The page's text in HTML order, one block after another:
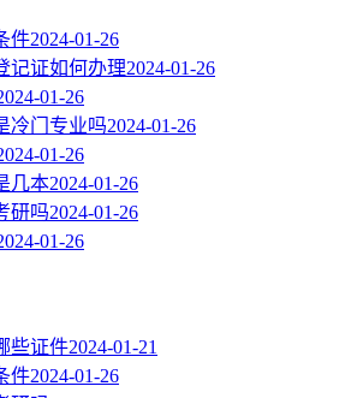
件2024-01-26
记证如何办理2024-01-26
01-26
冷门专业吗2024-01-26
01-26
几本2024-01-26
研吗2024-01-26
01-26
些证件2024-01-21
件2024-01-26